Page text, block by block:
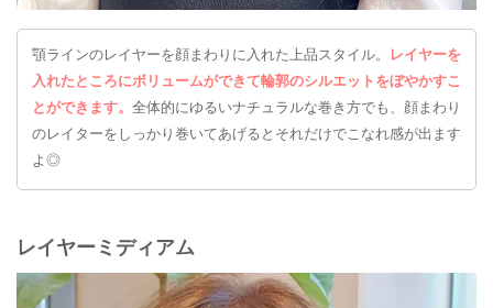
顎ラインのレイヤーを顔まわりに入れた上品スタイル。
レイヤーを
入れたところにボリュームができて輪郭のシルエットをぼやかすこ
とができます。 全体的にゆるいナチュラルな巻き方でも、顔まわり
のレイターをしっかり巻いてあげるとそれだけでこなれ感が出ます
よ◎
レイヤーミディアム